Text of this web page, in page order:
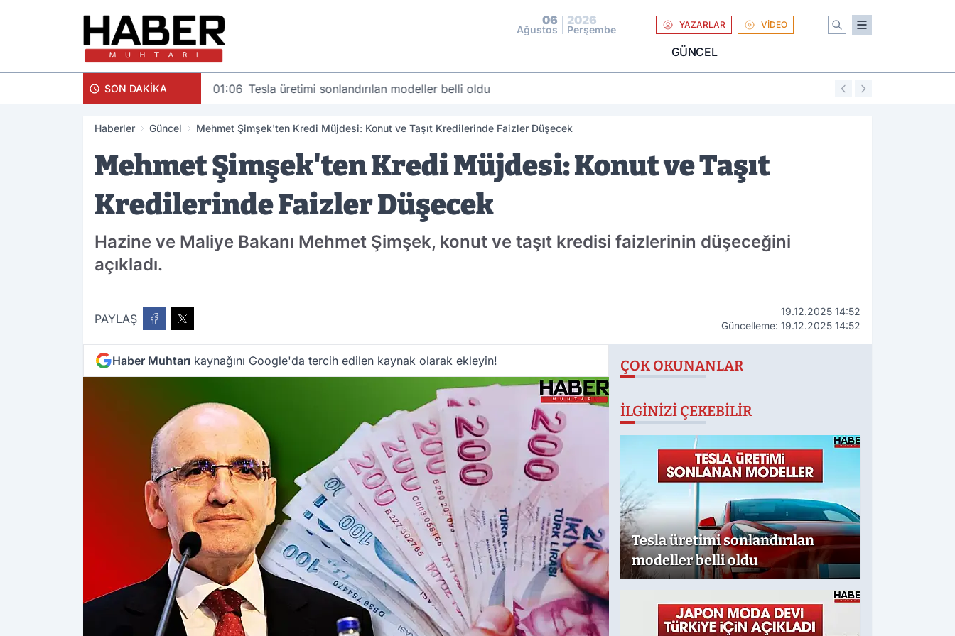
06
Ağustos
2026
Perşembe YAZARLAR VİDEO
GÜNCEL
SON DAKİKA 01:06 Tesla üretimi sonlandırılan modeller belli oldu 01:04
Haberler Güncel Mehmet Şimşek'ten Kredi Müjdesi: Konut ve Taşıt Kredilerinde Faizler Düşecek
Mehmet Şimşek'ten Kredi Müjdesi: Konut ve Taşıt
Kredilerinde Faizler Düşecek
Hazine ve Maliye Bakanı Mehmet Şimşek, konut ve taşıt kredisi faizlerinin düşeceğini
açıkladı.
PAYLAŞ
19.12.2025 14:52
Güncelleme: 19.12.2025 14:52
Haber Muhtarı kaynağını Google'da tercih edilen kaynak olarak ekleyin! ÇOK OKUNANLAR
İLGINIZI ÇEKEBILIR
Tesla üretimi sonlandırılan
modeller belli oldu